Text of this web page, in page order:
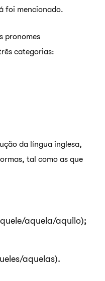
foi mencionado.
pronomes
categorias:
da língua inglesa,
tal como as que
aquela/aquilo);
aquelas).